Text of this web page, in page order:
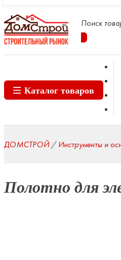
Поиск
Каталог товаров
ДОМСТРОЙ/Инструменты и
Полотно для